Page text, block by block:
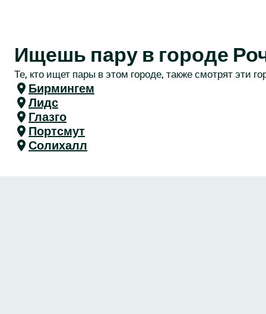
Ищешь пару в городе
Те, кто ищет пары в этом городе, также смотрят эти
Бирмингем
Лидс
Глазго
Портсмут
Солихалл